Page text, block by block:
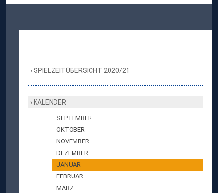
SPIELZEITÜBERSICHT 2020/21
KALENDER
SEPTEMBER
OKTOBER
NOVEMBER
DEZEMBER
JANUAR
FEBRUAR
MÄRZ